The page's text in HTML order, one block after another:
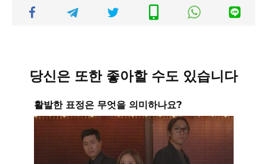
당신은 또한 좋아할 수도 있습니다
활발한 표정은 무엇을 의미하나요?